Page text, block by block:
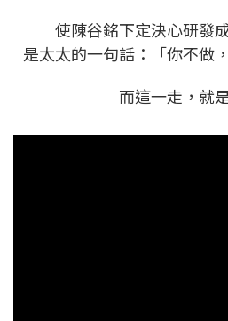
使陳谷銘下定決心研發
是太太的一句話：「你不做
而這一走，就